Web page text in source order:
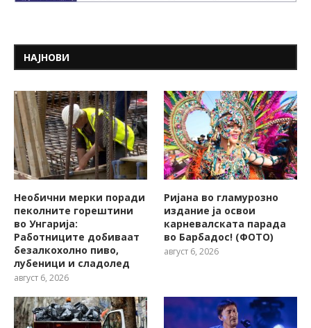
НАЈНОВИ
Необични мерки поради
пеколните горештини
во Унгарија:
Работниците добиваат
безалкохолно пиво,
лубеници и сладолед
август 6, 2026
Ријана во гламурозно
издание ја освои
карневалската парада
во Барбадос! (ФОТО)
август 6, 2026